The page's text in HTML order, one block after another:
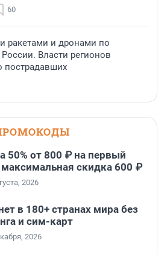
60
ракетами и дронами по
России. Власти регионов
пострадавших
50% от 800 ₽ на первый
максимальная скидка 600 ₽
2026
в 180+ странах мира без
и сим-карт
2026